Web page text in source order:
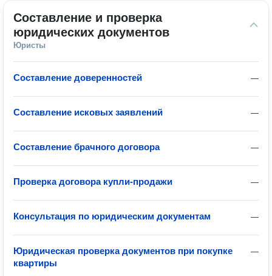
Составление и проверка
юридических документов
Юристы
—
Составление доверенностей
—
Составление исковых заявлений
—
Составление брачного договора
—
Проверка договора купли-продажи
—
Консультация по юридическим документам
—
Юридическая проверка документов при покупке
квартиры